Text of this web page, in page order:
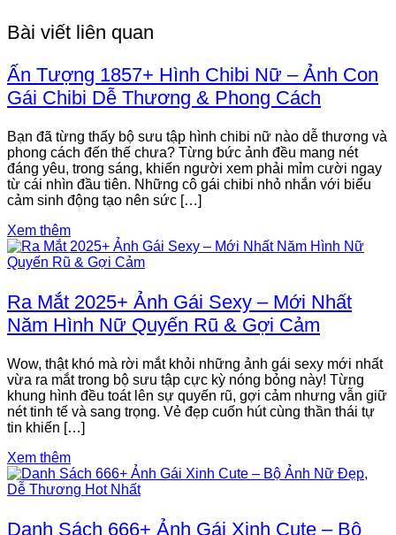
Bài viết liên quan
Ấn Tượng 1857+ Hình Chibi Nữ – Ảnh Con
Gái Chibi Dễ Thương & Phong Cách
Bạn đã từng thấy bộ sưu tập hình chibi nữ nào dễ thương và
phong cách đến thế chưa? Từng bức ảnh đều mang nét
đáng yêu, trong sáng, khiến người xem phải mỉm cười ngay
từ cái nhìn đầu tiên. Những cô gái chibi nhỏ nhắn với biểu
cảm sinh động tạo nên sức […]
Xem thêm
Ra Mắt 2025+ Ảnh Gái Sexy – Mới Nhất
Năm Hình Nữ Quyến Rũ & Gợi Cảm
Wow, thật khó mà rời mắt khỏi những ảnh gái sexy mới nhất
vừa ra mắt trong bộ sưu tập cực kỳ nóng bỏng này! Từng
khung hình đều toát lên sự quyến rũ, gợi cảm nhưng vẫn giữ
nét tinh tế và sang trọng. Vẻ đẹp cuốn hút cùng thần thái tự
tin khiến […]
Xem thêm
Danh Sách 666+ Ảnh Gái Xinh Cute – Bộ